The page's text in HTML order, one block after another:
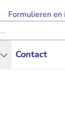
Contact
Formulieren en
de Rechtspraak